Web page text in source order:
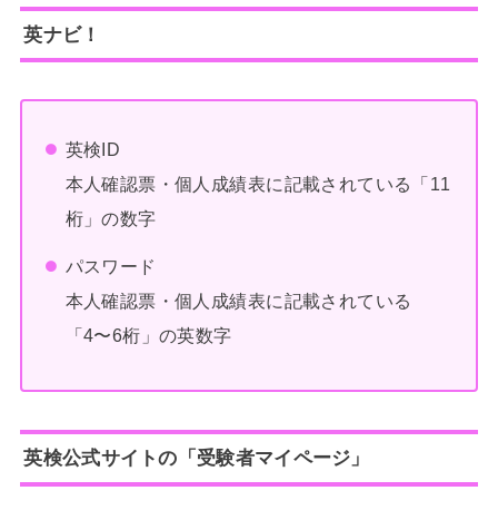
英ナビ！
英検ID
本人確認票・個人成績表に記載されている「11
桁」の数字
パスワード
本人確認票・個人成績表に記載されている
「4〜6桁」の英数字
英検公式サイトの「受験者マイページ」